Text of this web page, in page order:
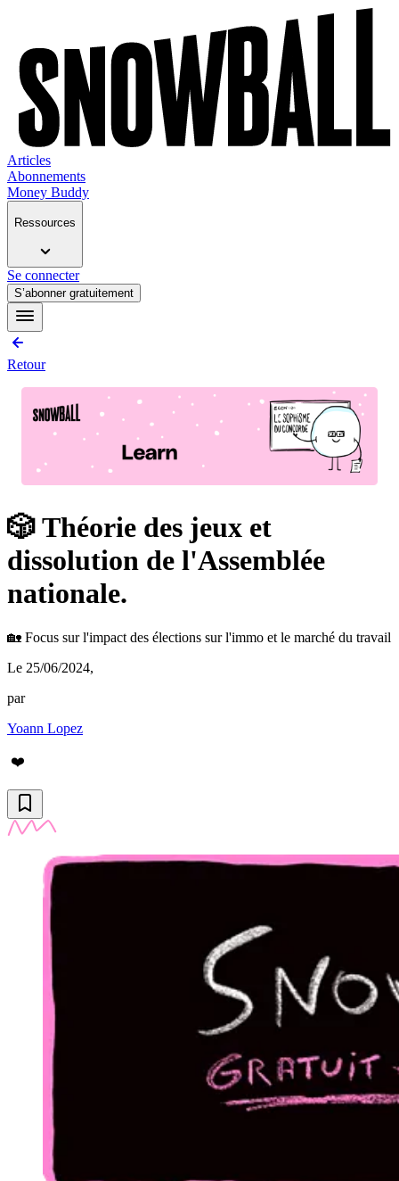
Articles
Abonnements
Money Buddy
Ressources
Se connecter
S’abonner gratuitement
Retour
🎲 Théorie des jeux et
dissolution de l'Assemblée
nationale.
🏡 Focus sur l'impact des élections sur l'immo et le marché du travail
Le 25/06/2024,
par
Yoann Lopez
❤️